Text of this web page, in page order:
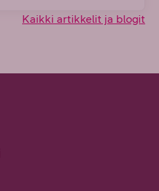
Kaikki artikkelit ja blogit